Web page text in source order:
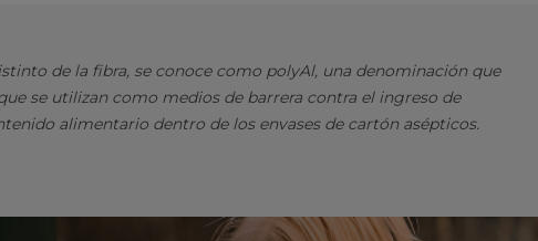
de la fibra, se conoce como polyAl, una denominación que
se utilizan como medios de barrera contra el ingreso de
alimentario dentro de los envases de cartón asépticos.